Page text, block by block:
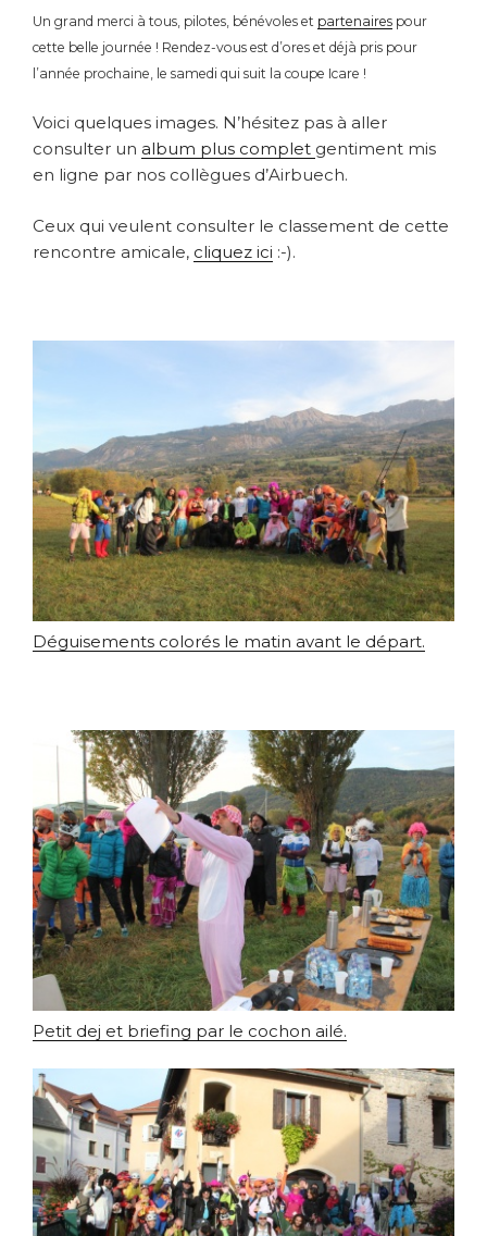
Un grand merci à tous, pilotes, bénévoles et partenaires pour
cette belle journée ! Rendez-vous est d’ores et déjà pris pour
l’année prochaine, le samedi qui suit la coupe Icare !
Voici quelques images. N’hésitez pas à aller
consulter un album plus complet gentiment mis
en ligne par nos collègues d’Airbuech.
Ceux qui veulent consulter le classement de cette
rencontre amicale, cliquez ici :-).
Déguisements colorés le matin avant le départ.
Petit dej et briefing par le cochon ailé.